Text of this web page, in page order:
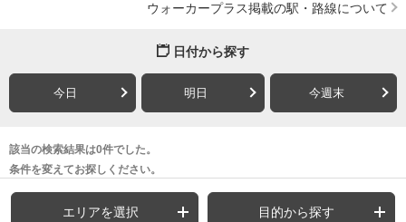
ウォーカープラス掲載の駅・路線について
日付から探す
今日 明日 今週末
該当の検索結果は0件でした。
条件を変えてお探しください。
エリアを選択 目的から探す